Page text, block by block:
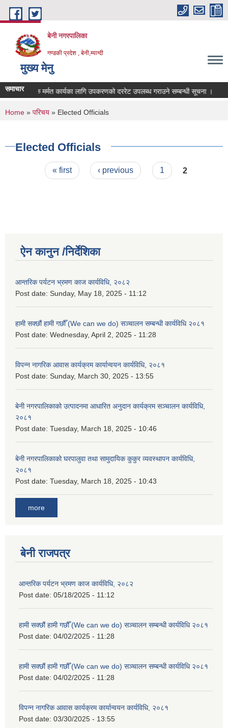
Skip to main content
बेनी नगरपालिका
गण्डकी प्रदेश , बेनी,म्याग्दी
मुख्य मेनु
समाचारसडक मर्मत कार्यका लागि उपकरणको दररेट उपलब्ध गराउने सम्बन्धी सूचना ।
You are here
Home » परिचय » Elected Officials
Elected Officials
Pages« first ‹ previous 1 2
ऐन कानुन /निर्देशिका
आन्तरिक पर्यटन भ्रमण काज कार्यविधि, २०८२
Post date: Sunday, May 18, 2025 - 11:12
हामी सक्छौं हामी गछौँ (We can we do) सञ्चालन सम्बन्धी कार्यविधि २०८१
Post date: Wednesday, April 2, 2025 - 11:28
विपन्न नागरिक आवास कार्यक्रम कार्यान्वयन कार्यविधि, २०८१
Post date: Sunday, March 30, 2025 - 13:55
बेनी नगरपालिकाको उत्पादनमा आधारित अनुदान कार्यक्रम सञ्‍चालन कार्यविधि,
२०८१
Post date: Tuesday, March 18, 2025 - 10:46
बेनी नगरपालिकाको घरपालुवा तथा सामुदायिक कुकुर व्यवस्थापन कार्यविधि,
२०८१
Post date: Tuesday, March 18, 2025 - 10:43
more
बेनी राजपत्र
आन्तरिक पर्यटन भ्रमण काज कार्यविधि, २०८२
Post date: 05/18/2025 - 11:12
हामी सक्छौं हामी गछौँ (We can we do) सञ्चालन सम्बन्धी कार्यविधि २०८१
Post date: 04/02/2025 - 11:28
हामी सक्छौं हामी गछौँ (We can we do) सञ्चालन सम्बन्धी कार्यविधि २०८१
Post date: 04/02/2025 - 11:28
विपन्न नागरिक आवास कार्यक्रम कार्यान्वयन कार्यविधि, २०८१
Post date: 03/30/2025 - 13:55